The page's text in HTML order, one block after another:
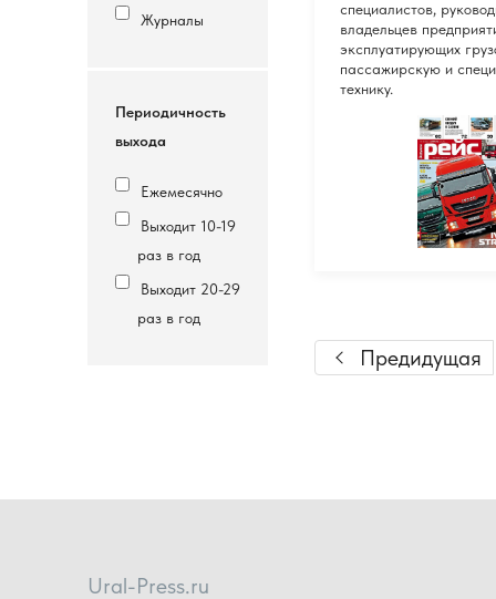
Журналы
Периодичность
выхода
Ежемесячно
Выходит 10-19
раз в год
Выходит 20-29
раз в год
специалистов,
владельцев
эксплуатирующих
пассажирскую и
технику.
Предидущая
Ural-Press.ru